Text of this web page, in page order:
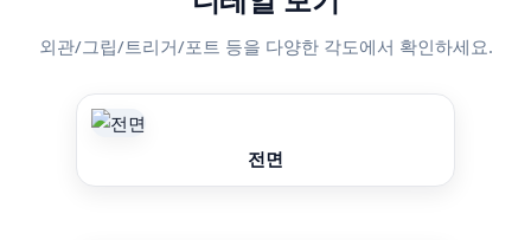
외관/그립/트리거/포트 등을 다양한 각도에서 확인하세요.
전면